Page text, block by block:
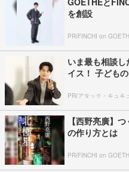
を創設
PR(FINCHI on
いま最も相談
イス！ 子ども
PR(アタック・キュキ
【西野亮廣】
の作り方とは
PR(FINCHI on